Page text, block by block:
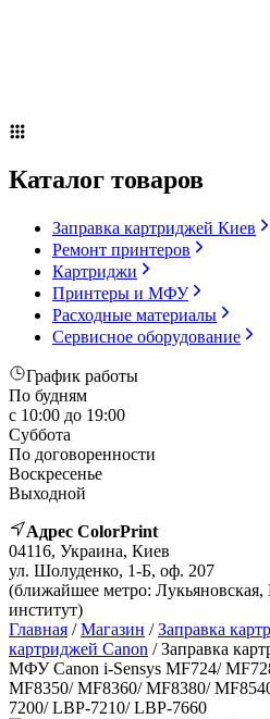
Каталог товаров
Заправка картриджей Киев
Ремонт принтеров
Картриджи
Принтеры и МФУ
Расходные материалы
Сервисное оборудование
График работы
По будням
с 10:00 до 19:00
Суббота
По договоренности
Воскресенье
Выходной
Адрес ColorPrint
04116, Украина, Киев
ул. Шолуденко, 1-Б, оф. 207
(ближайшее метро:
институт)
Главная /Магазин /Заправка
картриджей Canon / Заправка
МФУ Canon i-Sensys MF724/
MF8350/ MF8360/ MF8380/
7200/ LBP-7210/ LBP-7660